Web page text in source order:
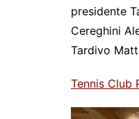
presidente
Cereghini
Tardivo
Tennis Club